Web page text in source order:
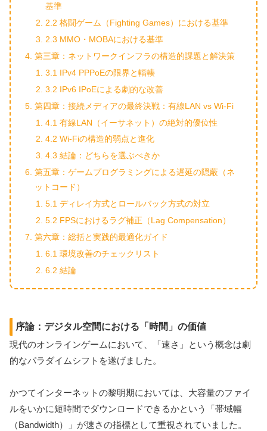
基準
2.2 格闘ゲーム（Fighting Games）における基準
2.3 MMO・MOBAにおける基準
第三章：ネットワークインフラの構造的課題と解決策
3.1 IPv4 PPPoEの限界と輻輳
3.2 IPv6 IPoEによる劇的な改善
第四章：接続メディアの最終決戦：有線LAN vs Wi-Fi
4.1 有線LAN（イーサネット）の絶対的優位性
4.2 Wi-Fiの構造的弱点と進化
4.3 結論：どちらを選ぶべきか
第五章：ゲームプログラミングによる遅延の隠蔽（ネ
ットコード）
5.1 ディレイ方式とロールバック方式の対立
5.2 FPSにおけるラグ補正（Lag Compensation）
第六章：総括と実践的最適化ガイド
6.1 環境改善のチェックリスト
6.2 結論
序論：デジタル空間における「時間」の価値
現代のオンラインゲームにおいて、「速さ」という概念は劇
的なパラダイムシフトを遂げました。
かつてインターネットの黎明期においては、大容量のファイ
ルをいかに短時間でダウンロードできるかという「帯域幅
（Bandwidth）」が速さの指標として重視されていました。